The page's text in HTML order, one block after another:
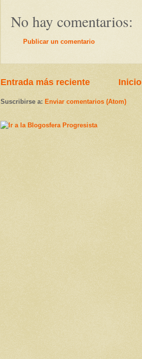
No hay comentarios:
Publicar un comentario
Entrada más reciente Inicio
Suscribirse a: Enviar comentarios (Atom)